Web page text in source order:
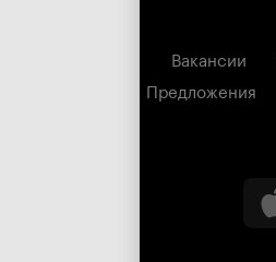
Вакансии
Предложения